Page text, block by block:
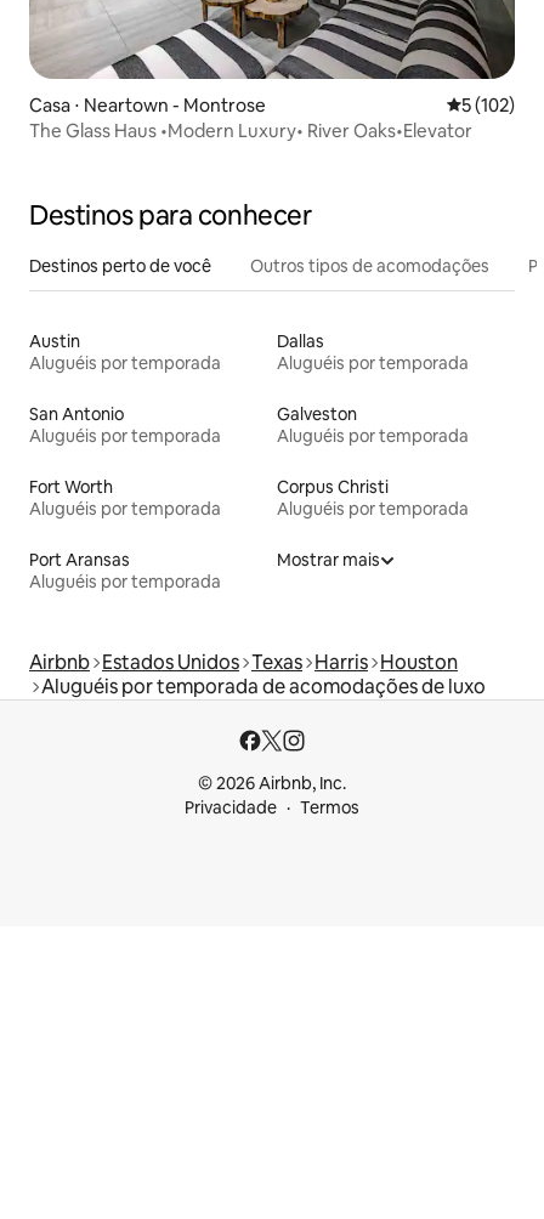
Casa ⋅ Neartown - Montrose 5 de uma
5 (102)
The Glass Haus •Modern Luxury• River Oaks•Elevator
Destinos para conhecer
Destinos perto de você Outros tipos de acomodações
Austin
Aluguéis por temporada
Dallas
Aluguéis por temporada
San Antonio
Aluguéis por temporada
Galveston
Aluguéis por temporada
Fort Worth
Aluguéis por temporada
Corpus Christi
Aluguéis por temporada
Port Aransas
Aluguéis por temporada
Mostrar mais
Airbnb Estados Unidos Texas Harris Houston
Aluguéis por temporada de acomodações de luxo
© 2026 Airbnb, Inc.
Privacidade
Termos